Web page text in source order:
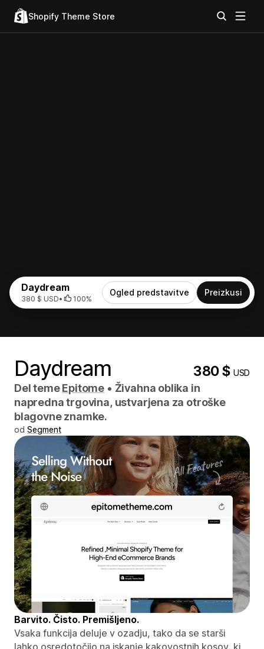
Shopify Theme Store
Daydream
380 $ USD• 100%
Ogled predstavitve Preizkusi
Daydream 380 $USD
Del temeEpitome • Živahna oblika in
napredna trgovina, ustvarjena za otroške
blagovne znamke.
od Segment
Barvito. Čisto. Premišljeno.
Vsaka funkcija deluje v ozadju, tako da se starši
lahko osredotočijo na iskanje kakovostnih kosov, ki